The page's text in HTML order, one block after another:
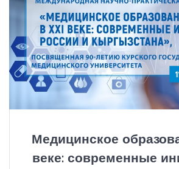
Медицинское
веке: современные